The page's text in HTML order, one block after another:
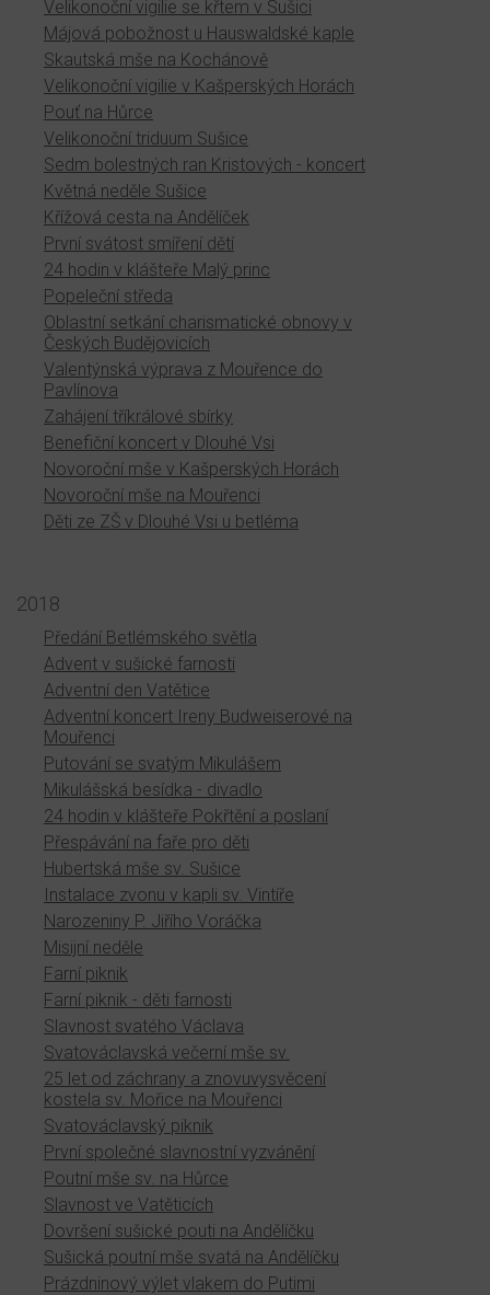
Velikonoční vigilie se křtem v Sušici
Májová pobožnost u Hauswaldské kaple
Skautská mše na Kochánově
Velikonoční vigilie v Kašperských Horách
Pouť na Hůrce
Velikonoční triduum Sušice
Sedm bolestných ran Kristových - koncert
Květná neděle Sušice
Křížová cesta na Andělíček
První svátost smíření dětí
24 hodin v klášteře Malý princ
Popeleční středa
Oblastní setkání charismatické obnovy v
Českých Budějovicích
Valentýnská výprava z Mouřence do
Pavlínova
Zahájení tříkrálové sbírky
Benefiční koncert v Dlouhé Vsi
Novoroční mše v Kašperských Horách
Novoroční mše na Mouřenci
Děti ze ZŠ v Dlouhé Vsi u betléma
2018
Předání Betlémského světla
Advent v sušické farnosti
Adventní den Vatětice
Adventní koncert Ireny Budweiserové na
Mouřenci
Putování se svatým Mikulášem
Mikulášská besídka - divadlo
24 hodin v klášteře Pokřtění a poslaní
Přespávání na faře pro děti
Hubertská mše sv. Sušice
Instalace zvonu v kapli sv. Vintíře
Narozeniny P. Jiřího Voráčka
Misijní neděle
Farní piknik
Farní piknik - děti farnosti
Slavnost svatého Václava
Svatováclavská večerní mše sv.
25 let od záchrany a znovuvysvěcení
kostela sv. Mořice na Mouřenci
Svatováclavský piknik
První společné slavnostní vyzvánění
Poutní mše sv. na Hůrce
Slavnost ve Vatěticích
Dovršení sušické pouti na Andělíčku
Sušická poutní mše svatá na Andělíčku
Prázdninový výlet vlakem do Putimi